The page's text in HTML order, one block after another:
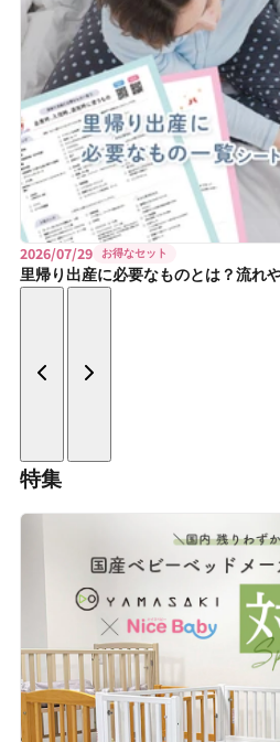
2026/07/29 お得なセット
里帰り出産に必要なものとは？流れ
特集